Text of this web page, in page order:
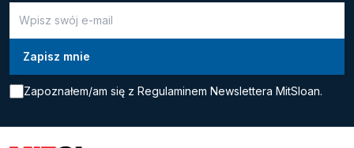
Zapoznałem/am się z Regulaminem Newslettera MitSloan.